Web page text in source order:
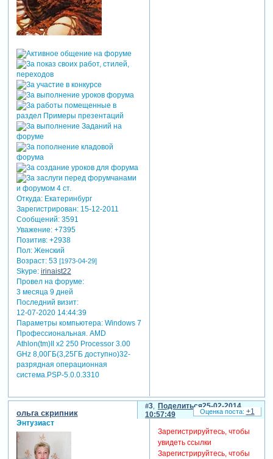
Откуда:Екатеринбург
Зарегистрирован: 15-12-2011
Сообщений:3591
Уважение: +7395
Позитив: +2938
Пол:Женский
Возраст:53 [1973-04-29]
Skype: irinaist22
Провел на форуме:
3 месяца 9 дней
Последний визит:
12-07-2020 14:44:39
Параметры компьютера:Windows 7
Профессиональная. AMD
Athlon(tm)II x2 250 Processor 3.00
GHz 8,00ГБ(3,25ГБ доступно)32-
разрядная операционная
система.PSP-5.0.0.3310
Поделиться
3
25-02-2014
10:57:49
ольга скрипник
Энтузиаст
Зарегистрируйтесь, чтобы
увидеть ссылки
Зарегистрируйтесь, чтобы
+1